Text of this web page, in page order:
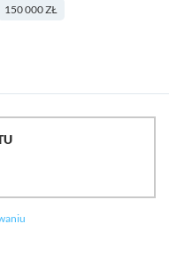
150 000 ZŁ